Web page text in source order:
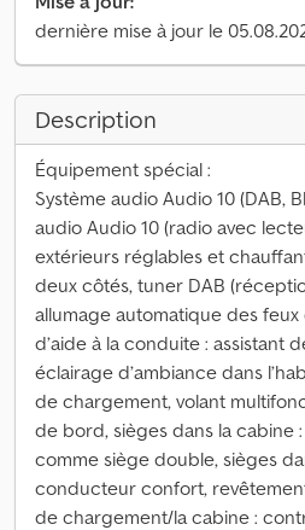
dernière mise à jour le
Description
Équipement spécial :
Système audio Audio 10 (DAB,
audio Audio 10 (radio avec
extérieurs réglables et
deux côtés, tuner DAB
allumage automatique des
d’aide à la conduite : assistant
éclairage d’ambiance dans
de chargement, volant
de bord, sièges dans la cabine
comme siège double, sièges
conducteur confort,
de chargement/la cabine :